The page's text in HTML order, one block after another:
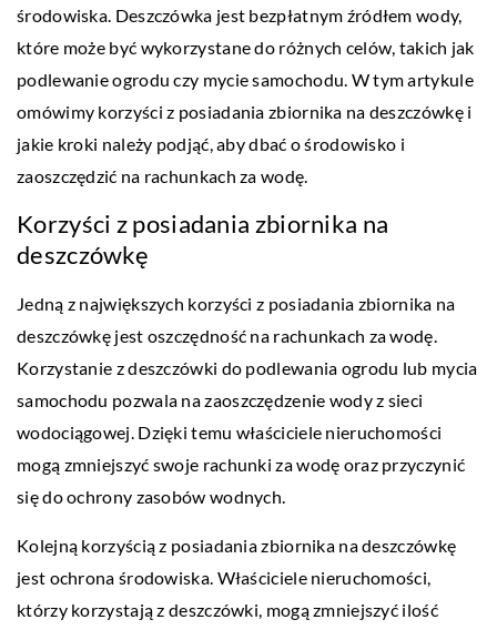
środowiska. Deszczówka jest bezpłatnym źródłem wody,
które może być wykorzystane do różnych celów, takich jak
podlewanie ogrodu czy mycie samochodu. W tym artykule
omówimy korzyści z posiadania zbiornika na deszczówkę i
jakie kroki należy podjąć, aby dbać o środowisko i
zaoszczędzić na rachunkach za wodę.
Korzyści z posiadania zbiornika na
deszczówkę
Jedną z największych korzyści z posiadania zbiornika na
deszczówkę jest oszczędność na rachunkach za wodę.
Korzystanie z deszczówki do podlewania ogrodu lub mycia
samochodu pozwala na zaoszczędzenie wody z sieci
wodociągowej. Dzięki temu właściciele nieruchomości
mogą zmniejszyć swoje rachunki za wodę oraz przyczynić
się do ochrony zasobów wodnych.
Kolejną korzyścią z posiadania zbiornika na deszczówkę
jest ochrona środowiska. Właściciele nieruchomości,
którzy korzystają z deszczówki, mogą zmniejszyć ilość